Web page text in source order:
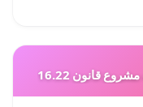
قانون 16.22